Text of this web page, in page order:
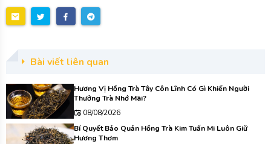
Bài viết liên quan
Hương Vị Hồng Trà Tây Côn Lĩnh Có Gì Khiến Người
Thưởng Trà Nhớ Mãi?
08/08/2026
Bí Quyết Bảo Quản Hồng Trà Kim Tuấn Mi Luôn Giữ
Hương Thơm